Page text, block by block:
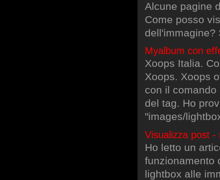
Alcune pagine
Come posso
dell'immagine?
Myalbum con
Xoops Italia.
Xoops. Xoops
con il
del tag. Ho
"images/
Visualizza post -
Ho letto un
funzionamento
lightbox alle